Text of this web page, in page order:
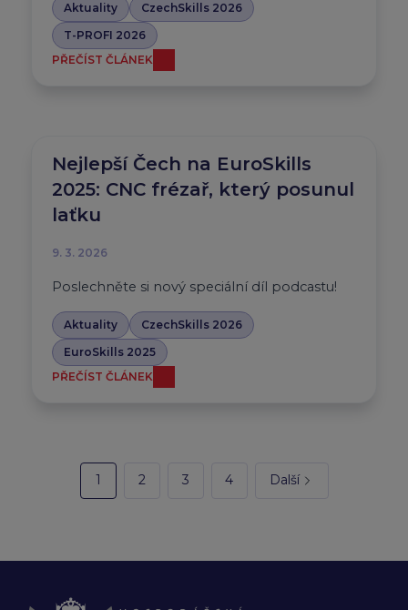
Aktuality
CzechSkills 2026
T-PROFI 2026
PŘEČÍST ČLÁNEK
Nejlepší Čech na EuroSkills
2025: CNC frézař, který posunul
laťku
9. 3. 2026
Poslechněte si nový speciální díl podcastu!
Aktuality
CzechSkills 2026
EuroSkills 2025
PŘEČÍST ČLÁNEK
1 2 3 4 Další